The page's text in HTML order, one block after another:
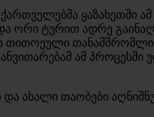
ყაზახეთში
ორი ტურით ადრე
თითოეული
ამ პროცესში
ახალი თაობები